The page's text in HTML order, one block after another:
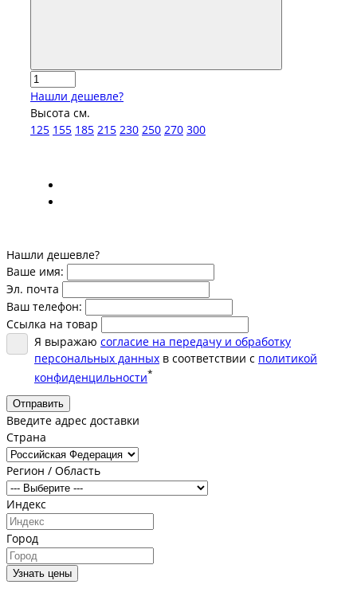
Нашли дешевле?
Высота см.
125 155 185 215 230 250 270 300
Нашли дешевле?
Ваше имя:
Эл. почта
Ваш телефон:
Ссылка на товар
Я выражаю согласие на передачу и обработку
персональных данных в соответствии с политикой
конфиденцильности*
Отправить
Введите адрес доставки
Страна
Регион / Область
Индекс
Город
Узнать цены